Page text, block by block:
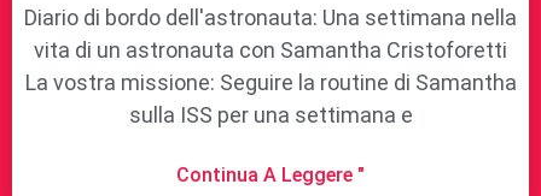
Diario di bordo dell'astronauta: Una settimana nella
vita di un astronauta con Samantha Cristoforetti
La vostra missione: Seguire la routine di Samantha
sulla ISS per una settimana e
Continua A Leggere "